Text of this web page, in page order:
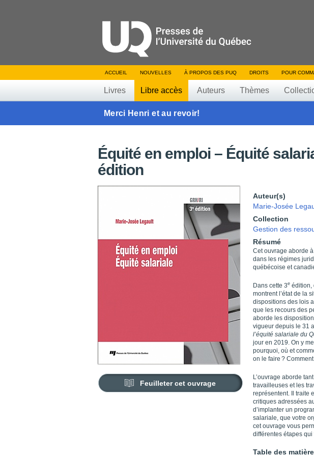
ACCUEIL NOUVELLES À PROPOS DES PUQ DROITS POUR
Livres Libre accès Auteurs Thèmes
Merci Henri et au revoir!
Équité en emploi – Équité
édition
Feuilleter cet ouvrage
Auteur(s)
Marie-Josée
Collection
Gestion des
Résumé
Cet ouvrage aborde
dans les régimes
québécoise et
Dans cette 3e édition,
montrent l’état de la
dispositions des lois
que les recours des
aborde les
vigueur depuis le 31
l’équité salariale du
jour en 2019. On y
pourquoi, où et
on le faire ?
L’ouvrage aborde
travailleuses et les
représentent. Il traite
critiques adressées
d’implanter un
salariale, que votre
cet ouvrage vous
différentes étapes qui
Table des